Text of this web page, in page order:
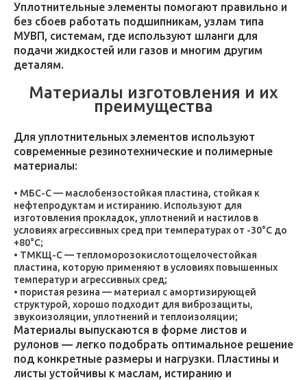
Уплотнительные элементы помогают правильно и
без сбоев работать подшипникам, узлам типа
МУВП, системам, где используют шланги для
подачи жидкостей или газов и многим другим
деталям.
Материалы изготовления и их
преимущества
Для уплотнительных элементов используют
современные резинотехнические и полимерные
материалы:
МБС-С — маслобензостойкая пластина, стойкая к
нефтепродуктам и истиранию. Используют для
изготовления прокладок, уплотнений и настилов в
условиях агрессивных сред при температурах от -30°C до
+80°C;
ТМКЩ-С — тепломорозокислотощелочестойкая
пластина, которую применяют в условиях повышенных
температур и агрессивных сред;
пористая резина — материал с амортизирующей
структурой, хорошо подходит для виброзащиты,
звукоизоляции, уплотнений и теплоизоляции;
Материалы выпускаются в форме листов и
рулонов — легко подобрать оптимальное решение
под конкретные размеры и нагрузки. Пластины и
листы устойчивы к маслам, истиранию и